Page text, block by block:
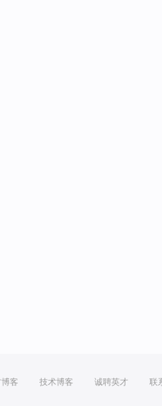
客 技术博客 诚聘英才 联